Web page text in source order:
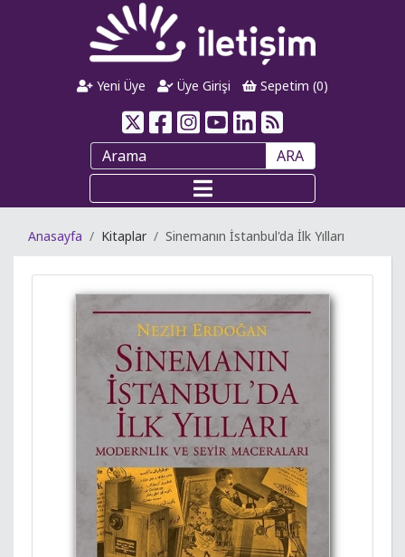
Yeni Üye Üye Girişi Sepetim (0)
ARA
Anasayfa Kitaplar Sinemanın İstanbul'da İlk Yılları